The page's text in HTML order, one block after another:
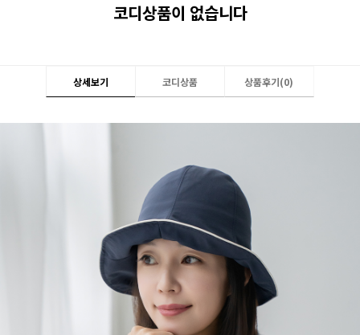
코디상품이 없습니다
상세보기 코디상품 상품후기(0)